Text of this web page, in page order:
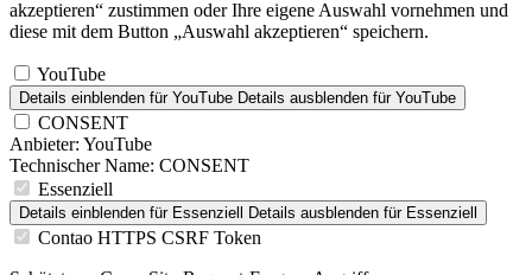
akzeptieren“ zustimmen oder Ihre eigene Auswahl vornehmen und
diese mit dem Button „Auswahl akzeptieren“ speichern.
YouTube
Details einblenden für YouTube Details ausblenden für YouTube
CONSENT
Anbieter: YouTube
Technischer Name: CONSENT
Essenziell
Details einblenden für Essenziell Details ausblenden für Essenziell
Contao HTTPS CSRF Token